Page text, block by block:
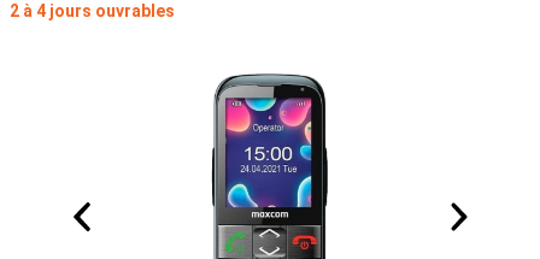
2 à 4 jours ouvrables